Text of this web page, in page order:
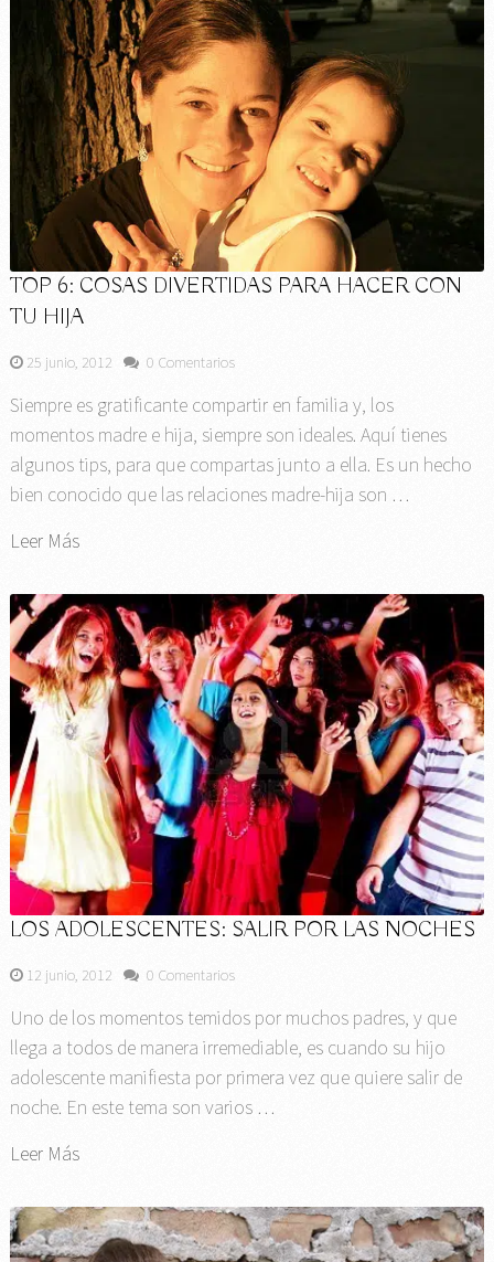
TOP 6: COSAS DIVERTIDAS PARA HACER CON
TU HIJA
25 junio, 2012 0 Comentarios
Siempre es gratificante compartir en familia y, los
momentos madre e hija, siempre son ideales. Aquí tienes
algunos tips, para que compartas junto a ella. Es un hecho
bien conocido que las relaciones madre-hija son …
Leer Más
LOS ADOLESCENTES: SALIR POR LAS NOCHES
12 junio, 2012 0 Comentarios
Uno de los momentos temidos por muchos padres, y que
llega a todos de manera irremediable, es cuando su hijo
adolescente manifiesta por primera vez que quiere salir de
noche. En este tema son varios …
Leer Más